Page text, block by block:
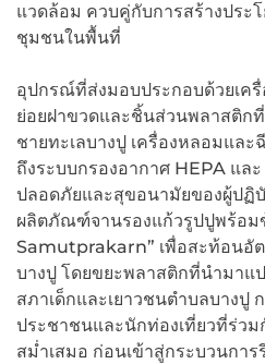
แวดล้อม ควบคู่กับการสร้างประ
ชุมชนในพื้นที่
อุปกรณ์ที่ส่งมอบประกอบด้วยเค
ย่อยฝาขวดและชิ้นส่วนพลาสติก
ชายทะเลบางปู เครื่องหลอมแล
ถึงระบบกรองอากาศ HEPA แล
ปลอดภัยและสุขอนามัยของผู้ปฏิ
ผลิตภัณฑ์จานรองแก้วรูปปูพร้อ
Samutprakarn” เพื่อสะท้อน
บางปู โดยขยะพลาสติกที่นำมาแ
สภาเด็กและเยาวชนตำบลบางปู
ประชาชนและนักท่องเที่ยวที่ร่วม
สม่ำเสมอ ก่อนเข้าสู่กระบวนการ